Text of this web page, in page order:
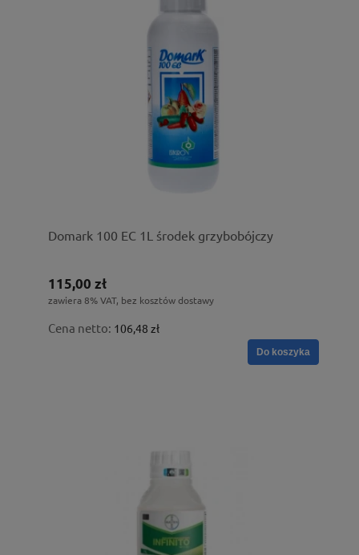
Domark 100 EC 1L środek grzybobójczy
115,00 zł
zawiera 8% VAT, bez kosztów dostawy
Cena netto: 106,48 zł
Do koszyka